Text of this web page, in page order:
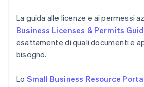
La guida alle licenze e ai permessi
Business Licenses & Permits
esattamente di quali documenti e
bisogno.
Lo Small Business Resource